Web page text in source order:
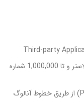
قابلیت توسعه تا 30,000 شماره بر روی یک کلاستر و تا 1,000,000 شماره
قابلیت برقراری ارتباط با شبکه مخابرات (PSTN) از طریق خطوط آنالوگ